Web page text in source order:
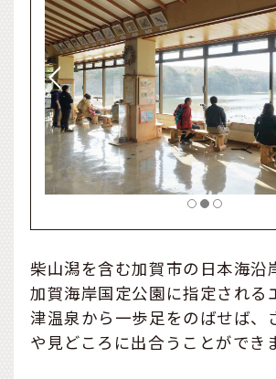
柴山潟を含む加賀市の日本海沿
加賀海岸国定公園に指定される
津温泉から一歩足をのばせば、
や見どころに出合うことができ